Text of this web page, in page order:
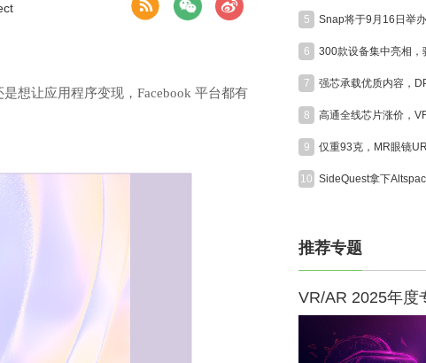
想让应用程序变现，Facebook 平台都有
5
6
7
8
9
10
推荐专题
VR/AR 2025年度